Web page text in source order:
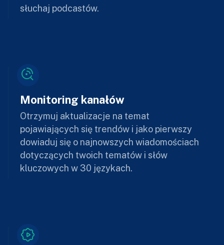
słuchaj podcastów.
Monitoring kanałów
Otrzymuj aktualizacje na temat
pojawiających się trendów i jako pierwszy
dowiaduj się o najnowszych wiadomościach
dotyczących twoich tematów i słów
kluczowych w 30 językach.